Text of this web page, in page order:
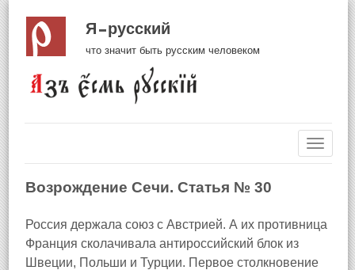
Я русский
что значит быть русским человеком
Возрождение Сечи. Статья № 30
Россия держала союз с Австрией. А их противница
Франция сколачивала антироссийский блок из
Швеции, Польши и Турции. Первое столкновение